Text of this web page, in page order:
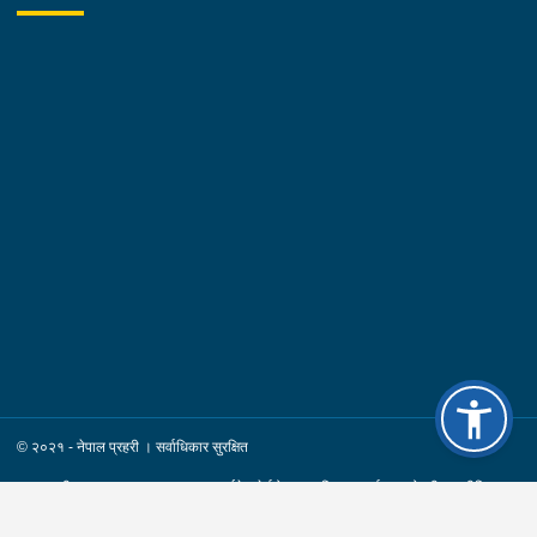
कमल श्रेष्ठ उमेर :- ३४ वर्ष स्थायी वतन :- जिल्ला चितवन
© २०२१ - नेपाल प्रहरी । सर्वाधिकार सुरक्षित
साइट सूची पृष्ठ भ्रमण: २८२६४ ईमेल हेर्नुहोस् नियम र सर्त
गोपनीयता नीति